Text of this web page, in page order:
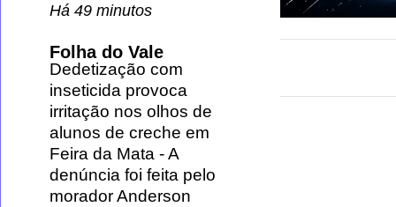
Há 49 minutos
Folha do Vale
Dedetização com
inseticida provoca
irritação nos olhos de
alunos de creche em
Feira da Mata -A
denúncia foi feita pelo
morador Anderson